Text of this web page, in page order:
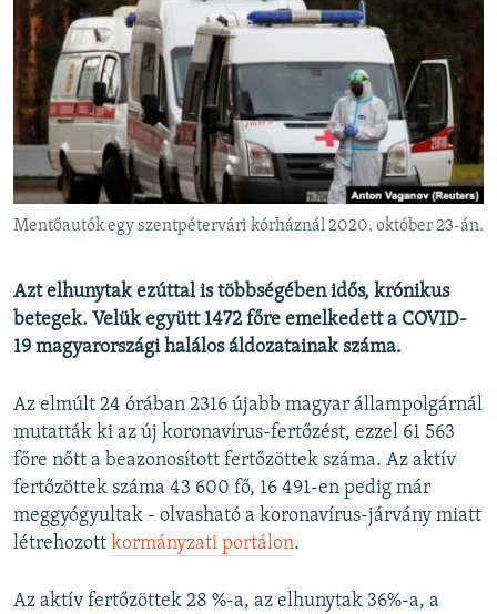
DEMOKRÁCIA
A PÉNZ NYOMÁBAN
EURÓPAI UNIÓ
VILÁG
KLÍMAVÁLTOZÁS
A MÚLT TANULSÁGAI
KÖVESSEN MINKET!
Valamennyi RFE/RL weboldal
Mentőautók egy szentpétervári kórháznál 2020. október 23-án.
Azt elhunytak ezúttal is többségében idős, krónikus
betegek. Velük együtt 1472 főre emelkedett a COVID-
19 magyarországi halálos áldozatainak száma.
Az elmúlt 24 órában 2316 újabb magyar állampolgárnál
mutatták ki az új koronavírus-fertőzést, ezzel 61 563
főre nőtt a beazonosított fertőzöttek száma. Az aktív
fertőzöttek száma 43 600 fő, 16 491-en pedig már
meggyógyultak - olvasható a koronavírus-járvány miatt
létrehozott kormányzati portálon.
Az aktív fertőzöttek 28 %-a, az elhunytak 36%-a, a